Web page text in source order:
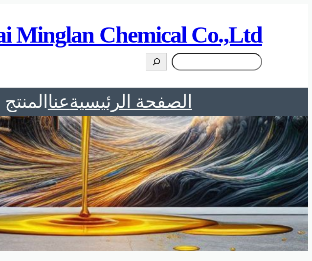
Minglan Chemical Co.,Ltd
搜
索
الصفحة الرئيسيةعنا المنتج